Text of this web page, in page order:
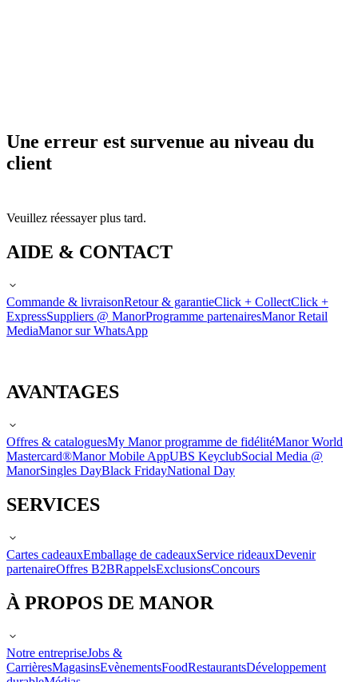
Une erreur est survenue au niveau du
client
Veuillez réessayer plus tard.
AIDE & CONTACT
Commande & livraisonRetour & garantieClick + CollectClick +
ExpressSuppliers @ ManorProgramme partenairesManor Retail
MediaManor sur WhatsApp
AVANTAGES
Offres & cataloguesMy Manor programme de fidélitéManor World
Mastercard®Manor Mobile AppUBS KeyclubSocial Media @
ManorSingles DayBlack FridayNational Day
SERVICES
Cartes cadeauxEmballage de cadeauxService rideauxDevenir
partenaireOffres B2BRappelsExclusionsConcours
À PROPOS DE MANOR
Notre entrepriseJobs &
CarrièresMagasinsEvènementsFoodRestaurantsDéveloppement